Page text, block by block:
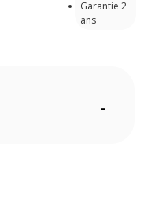
Garantie 2
ans
-